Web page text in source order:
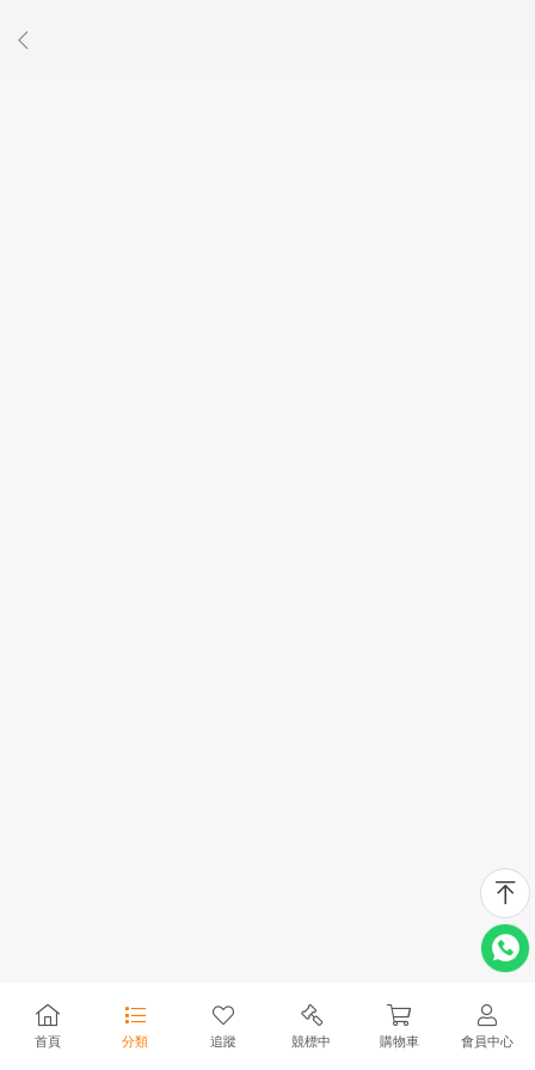
首頁 分類 追蹤 競標中 購物車 會員中心